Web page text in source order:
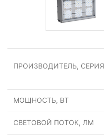
ПРОИЗВОДИТЕЛЬ, СЕРИЯ
МОЩНОСТЬ, ВТ
СВЕТОВОЙ ПОТОК, ЛМ